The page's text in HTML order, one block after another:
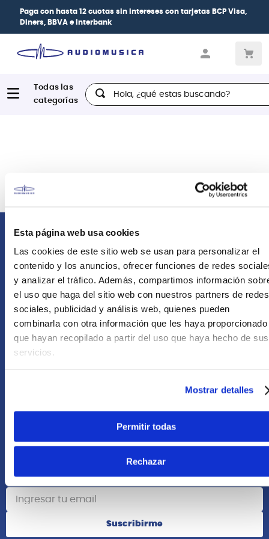
Esta página web usa cookies
Las cookies de este sitio web se usan para personalizar el
contenido y los anuncios, ofrecer funciones de redes
y analizar el tráfico. Además, compartimos información
el uso que haga del sitio web con nuestros partners de redes
sociales, publicidad y análisis web, quienes pueden
combinarla con otra información que les haya proporcionado
que hayan recopilado a partir del uso que haya hecho de sus
servicios.
Mostrar detalles
Permitir todas
Rechazar
Paga con hasta 12 cuotas sin intereses con tarjetas BCP Visa,
Diners, BBVA e Interbank
Hola, ¿qué estas buscando?
Atención Postventa
+51 958418476
+51 977624112
Acerca de Nosotros
Suscribete
Suscribirme